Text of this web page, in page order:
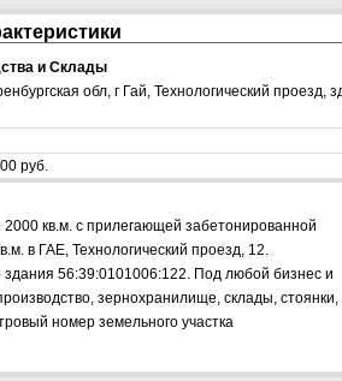
и Склады
обл, г Гай, Технологический проезд,
руб.
кв.м. с прилегающей забетонированной
в ГАЕ, Технологический проезд, 12.
здания 56:39:0101006:122. Под любой бизнес и
зернохранилище, склады, стоянки,
номер земельного участка